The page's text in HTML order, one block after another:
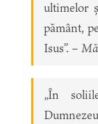
ultimelor
pământ,
Isus”. –
„În